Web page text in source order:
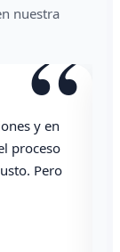
nuestra
“
y en
proceso
Pero